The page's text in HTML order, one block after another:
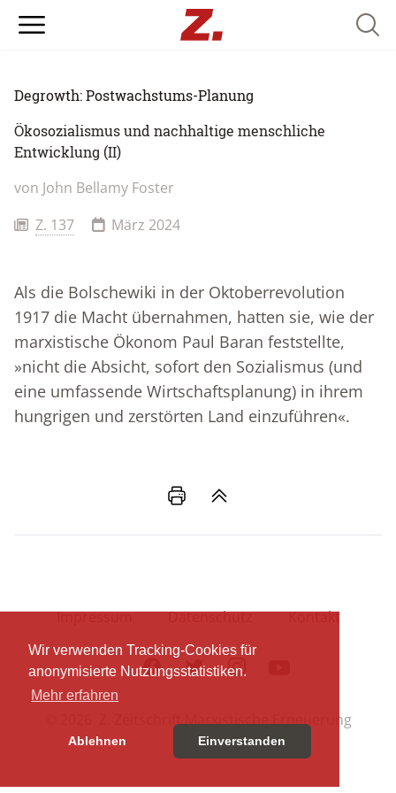
Wir verwenden Tracking-Cookies für
anonymisierte Nutzungsstatistiken.
Mehr erfahren
Ablehnen Einverstanden
Degrowth: Postwachstums-Planung
Ökosozialismus und nachhaltige menschliche
Entwicklung (II)
von John Bellamy Foster
Z. 137
März 2024
Als die Bolschewiki in der Oktoberrevolution
1917 die Macht übernahmen, hatten sie, wie der
marxistische Ökonom Paul Baran feststellte,
»nicht die Absicht, sofort den Sozialismus (und
eine umfassende Wirtschaftsplanung) in ihrem
hungrigen und zerstörten Land einzuführen«.
Impressum Datenschutz Kontakt
FacebookTwitterInstagram
© 2026 Z. Zeitschrift Marxistische Erneuerung